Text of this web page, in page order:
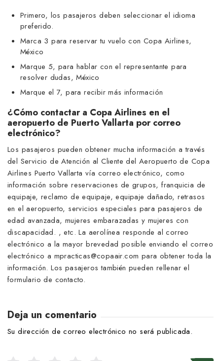
Primero, los pasajeros deben seleccionar el idioma
preferido.
Marca 3 para reservar tu vuelo con Copa Airlines,
México
Marque 5, para hablar con el representante para
resolver dudas, México
Marque el 7, para recibir más información
¿Cómo contactar a Copa Airlines en el
aeropuerto de Puerto Vallarta por correo
electrónico?
Los pasajeros pueden obtener mucha información a través
del Servicio de Atención al Cliente del Aeropuerto de Copa
Airlines Puerto Vallarta vía correo electrónico, como
información sobre reservaciones de grupos, franquicia de
equipaje, reclamo de equipaje, equipaje dañado, retrasos
en el aeropuerto, servicios especiales para pasajeros de
edad avanzada, mujeres embarazadas y mujeres con
discapacidad. , etc. La aerolínea responde al correo
electrónico a la mayor brevedad posible enviando el correo
electrónico a mpracticas@copaair.com para obtener toda la
información. Los pasajeros también pueden rellenar el
formulario de contacto.
Deja un comentario
Su dirección de correo electrónico no será publicada.